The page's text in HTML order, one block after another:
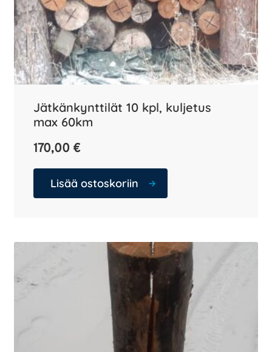
Jätkänkynttilät 10 kpl, kuljetus
max 60km
170,00 €
Lisää ostoskoriin